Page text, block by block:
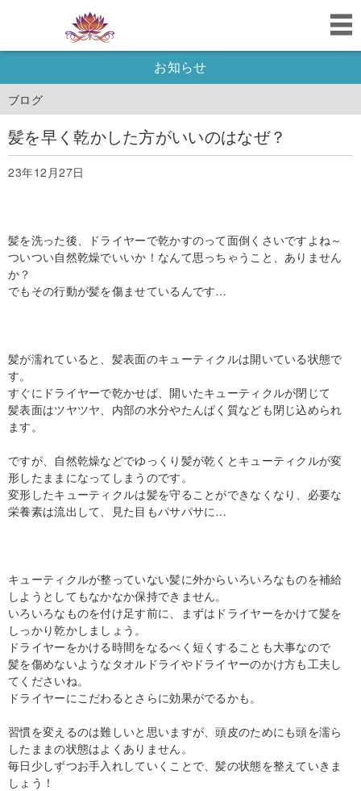
お知らせ
ブログ
髪を早く乾かした方がいいのはなぜ？
23年12月27日
髪を洗った後、ドライヤーで乾かすのって面倒くさいですよね～
ついつい自然乾燥でいいか！なんて思っちゃうこと、ありません
か？
でもその行動が髪を傷ませているんです…
髪が濡れていると、髪表面のキューティクルは開いている状態で
す。
すぐにドライヤーで乾かせば、開いたキューティクルが閉じて
髪表面はツヤツヤ、内部の水分やたんぱく質なども閉じ込められ
ます。
ですが、自然乾燥などでゆっくり髪が乾くとキューティクルが変
形したままになってしまうのです。
変形したキューティクルは髪を守ることができなくなり、必要な
栄養素は流出して、見た目もパサパサに…
キューティクルが整っていない髪に外からいろいろなものを補給
しようとしてもなかなか保持できません。
いろいろなものを付け足す前に、まずはドライヤーをかけて髪を
しっかり乾かしましょう。
ドライヤーをかける時間をなるべく短くすることも大事なので
髪を傷めないようなタオルドライやドライヤーのかけ方も工夫し
てくださいね。
ドライヤーにこだわるとさらに効果がでるかも。
習慣を変えるのは難しいと思いますが、頭皮のためにも頭を濡ら
したままの状態はよくありません。
毎日少しずつお手入れしていくことで、髪の状態を整えていきま
しょう！